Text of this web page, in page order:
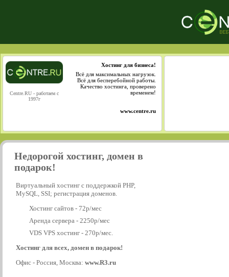
Centre.RU - работаем с
1997г
Хостинг для бизнеса!
Всё для максимальных нагрузок.
Всё для бесперебойной работы.
Качество хостинга, проверено
временем!
www.centre.ru
Недорогой хостинг, домен в
подарок!
Виртуальный хостинг с поддержкой PHP,
MySQL, SSI; регистрация доменов.
Хостинг сайтов - 72р/мес
Аренда сервера - 2250р/мес
VDS VPS хостинг - 270р/мес.
Хостинг для всех, домен в подарок!
Офис - Россия, Москва: www.R3.ru